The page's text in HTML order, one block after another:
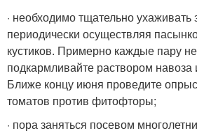
· необходимо тщательно
периодически осуществляя
кустиков. Примерно каждые пару
подкармливайте раствором навоза
Ближе концу июня проведите
томатов против фитофторы;
· пора заняться посевом